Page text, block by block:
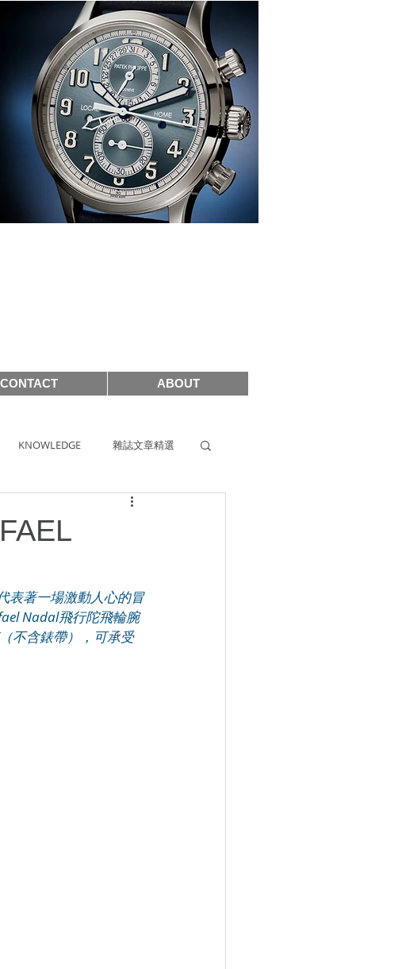
CONTACT ABOUT
KNOWLEDGE 雜誌文章精選
News
表著一場激動人心的冒
Nadal飛行陀飛輪腕
不含錶帶），可承受